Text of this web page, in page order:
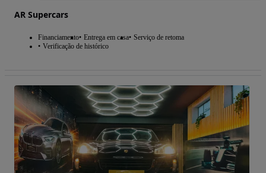
AR Supercars
Financiamento Entrega em casa Serviço de retoma
Verificação de histórico